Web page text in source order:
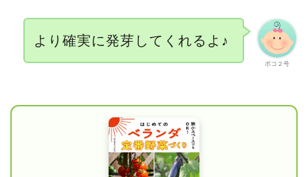
ポコ２号
より確実に発芽してくれるよ♪